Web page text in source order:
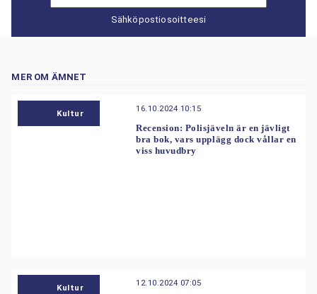
Sähköpostiosoitteesi
MER OM ÄMNET
Kultur 16.10.2024 10:15
Recension: Polisjäveln är en jävligt
bra bok, vars upplägg dock vållar en
viss huvudbry
Kultur 12.10.2024 07:05